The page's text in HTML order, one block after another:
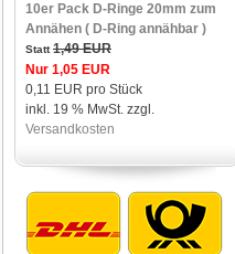
10er Pack D-Ringe 20mm zum
Annähen ( D-Ring annähbar )
Statt1,49 EUR
Nur 1,05 EUR
0,11 EUR pro Stück
inkl. 19 % MwSt. zzgl.
Versandkosten